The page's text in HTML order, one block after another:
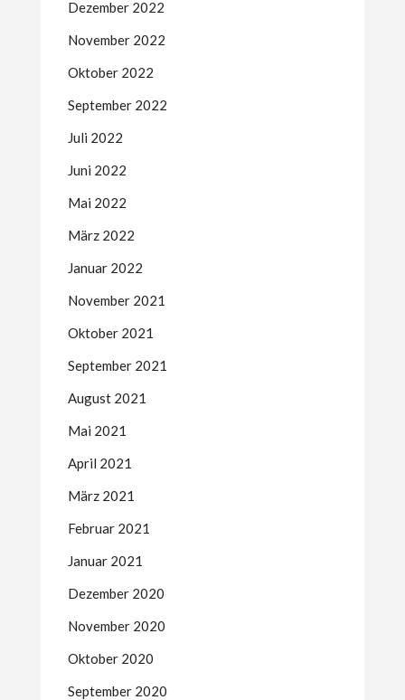
Dezember 2022
November 2022
Oktober 2022
September 2022
Juli 2022
Juni 2022
Mai 2022
März 2022
Januar 2022
November 2021
Oktober 2021
September 2021
August 2021
Mai 2021
April 2021
März 2021
Februar 2021
Januar 2021
Dezember 2020
November 2020
Oktober 2020
September 2020